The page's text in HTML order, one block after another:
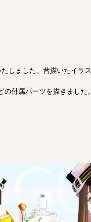
付属パーツを描きました。